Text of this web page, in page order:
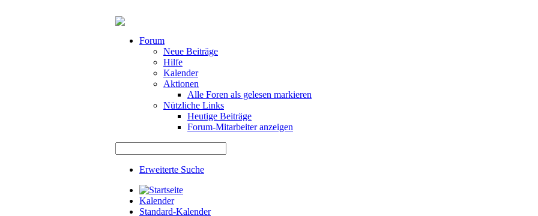
Forum
Neue Beiträge
Hilfe
Kalender
Aktionen
Alle Foren als gelesen markieren
Nützliche Links
Heutige Beiträge
Forum-Mitarbeiter anzeigen
Erweiterte Suche
Kalender
Standard-Kalender